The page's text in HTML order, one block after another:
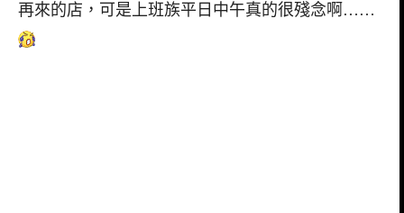
再來的店，可是上班族平日中午真的很殘念啊……